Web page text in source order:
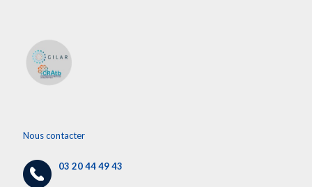
Nous contacter
03 20 44 49 43